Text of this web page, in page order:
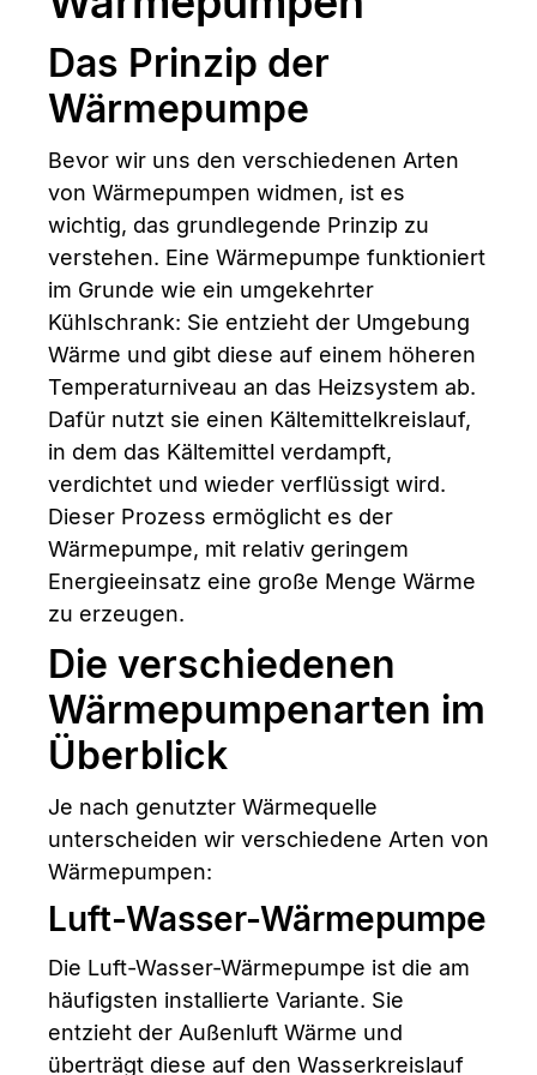
Das Prinzip der
Wärmepumpe
Bevor wir uns den verschiedenen Arten
von Wärmepumpen widmen, ist es
wichtig, das grundlegende Prinzip zu
verstehen. Eine Wärmepumpe funktioniert
im Grunde wie ein umgekehrter
Kühlschrank: Sie entzieht der Umgebung
Wärme und gibt diese auf einem höheren
Temperaturniveau an das Heizsystem ab.
Dafür nutzt sie einen Kältemittelkreislauf,
in dem das Kältemittel verdampft,
verdichtet und wieder verflüssigt wird.
Dieser Prozess ermöglicht es der
Wärmepumpe, mit relativ geringem
Energieeinsatz eine große Menge Wärme
zu erzeugen.
Die verschiedenen
Wärmepumpenarten im
Überblick
Je nach genutzter Wärmequelle
unterscheiden wir verschiedene Arten von
Wärmepumpen:
Luft-Wasser-Wärmepumpe
Die Luft-Wasser-Wärmepumpe ist die am
häufigsten installierte Variante. Sie
entzieht der Außenluft Wärme und
überträgt diese auf den Wasserkreislauf